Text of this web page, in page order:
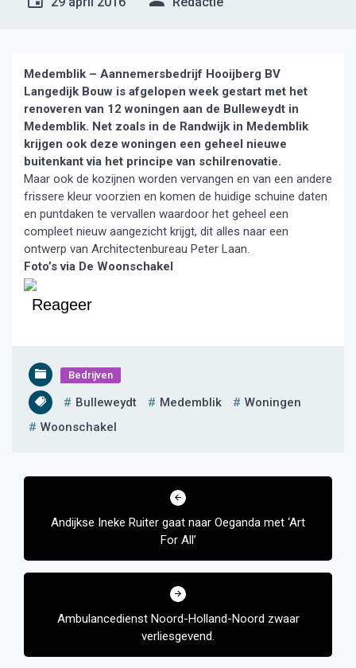
Medemblik – Aannemersbedrijf Hooijberg BV
Langedijk Bouw is afgelopen week gestart met het
renoveren van 12 woningen aan de Bulleweydt in
Medemblik. Net zoals in de Randwijk in Medemblik
krijgen ook deze woningen een geheel nieuwe
buitenkant via het principe van schilrenovatie.
Maar ook de kozijnen worden vervangen en van een andere
frissere kleur voorzien en komen de huidige schuine daten
en puntdaken te vervallen waardoor het geheel een
compleet nieuw aangezicht krijgt, dit alles naar een
ontwerp van Architectenbureau Peter Laan.
Foto’s via De Woonschakel
Reageer
Bedrijven
Bulleweydt Medemblik
Woningen
Woonschakel
Bericht
Andijkse Ineke Ruiter gaat naar Oeganda met ‘Art
For All’
Ambulancedienst Noord-Holland-Noord zwaar
verliesgevend.